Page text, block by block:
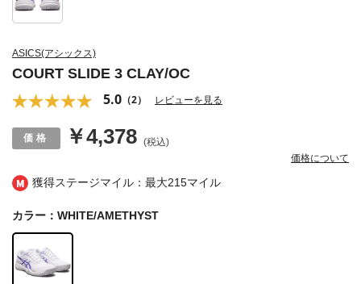
獲得ステージマイル：最大215マイル
ASICS(アシックス)
COURT SLIDE 3 CLAY/OC
5.0 （2） レビューを見る
￥4,378 (税込)
価格について
カラー：WHITE/AMETHYST